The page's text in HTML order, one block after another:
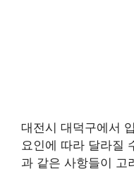
대전시 대덕구에서
요인에 따라 달라질
과 같은 사항들이 고